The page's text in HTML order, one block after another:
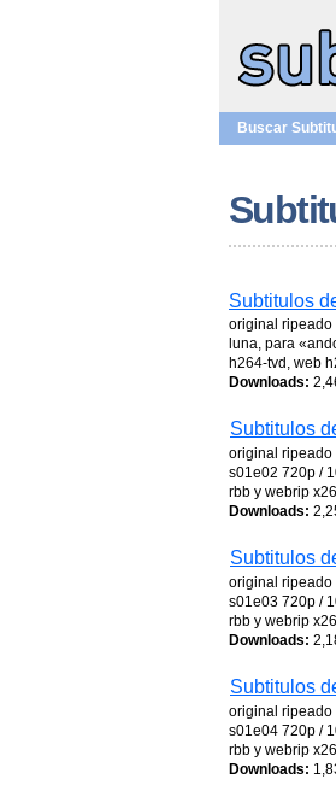
Buscar
Subtitulos
original ripeado
luna, para
h264-tvd, web
Downloads:
Subtitulos
original ripeado
s01e02 720p /
rbb y webrip
Downloads:
Subtitulos
original ripeado
s01e03 720p /
rbb y webrip
Downloads:
Subtitulos
original ripeado
s01e04 720p /
rbb y webrip
Downloads: